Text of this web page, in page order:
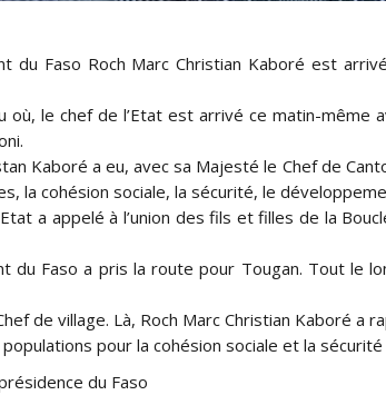
du Faso Roch Marc Christian Kaboré est
le chef de l’Etat est arrivé ce matin-même
Kaboré a eu, avec sa Majesté le Chef de
la cohésion sociale, la sécurité, le
a appelé à l’union des fils et filles de la
du Faso a pris la route pour Tougan. Tout
de village. Là, Roch Marc Christian Kaboré
populations pour la cohésion sociale et la
du Faso